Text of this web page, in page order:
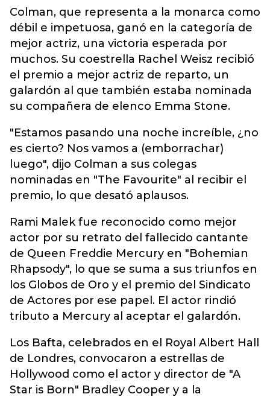
Colman, que representa a la monarca como
débil e impetuosa, ganó en la categoría de
mejor actriz, una victoria esperada por
muchos. Su coestrella Rachel Weisz recibió
el premio a mejor actriz de reparto, un
galardón al que también estaba nominada
su compañera de elenco Emma Stone.
"Estamos pasando una noche increíble, ¿no
es cierto? Nos vamos a (emborrachar)
luego", dijo Colman a sus colegas
nominadas en "The Favourite" al recibir el
premio, lo que desató aplausos.
Rami Malek fue reconocido como mejor
actor por su retrato del fallecido cantante
de Queen Freddie Mercury en "Bohemian
Rhapsody", lo que se suma a sus triunfos en
los Globos de Oro y el premio del Sindicato
de Actores por ese papel. El actor rindió
tributo a Mercury al aceptar el galardón.
Los Bafta, celebrados en el Royal Albert Hall
de Londres, convocaron a estrellas de
Hollywood como el actor y director de "A
Star is Born" Bradley Cooper y a la